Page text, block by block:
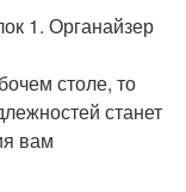
1. Органайзер
столе, то
станет
вам